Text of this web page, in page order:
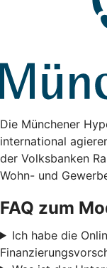
Die Münchener
international
der Volksbanken
Wohn- und
FAQ zum
Ich habe die